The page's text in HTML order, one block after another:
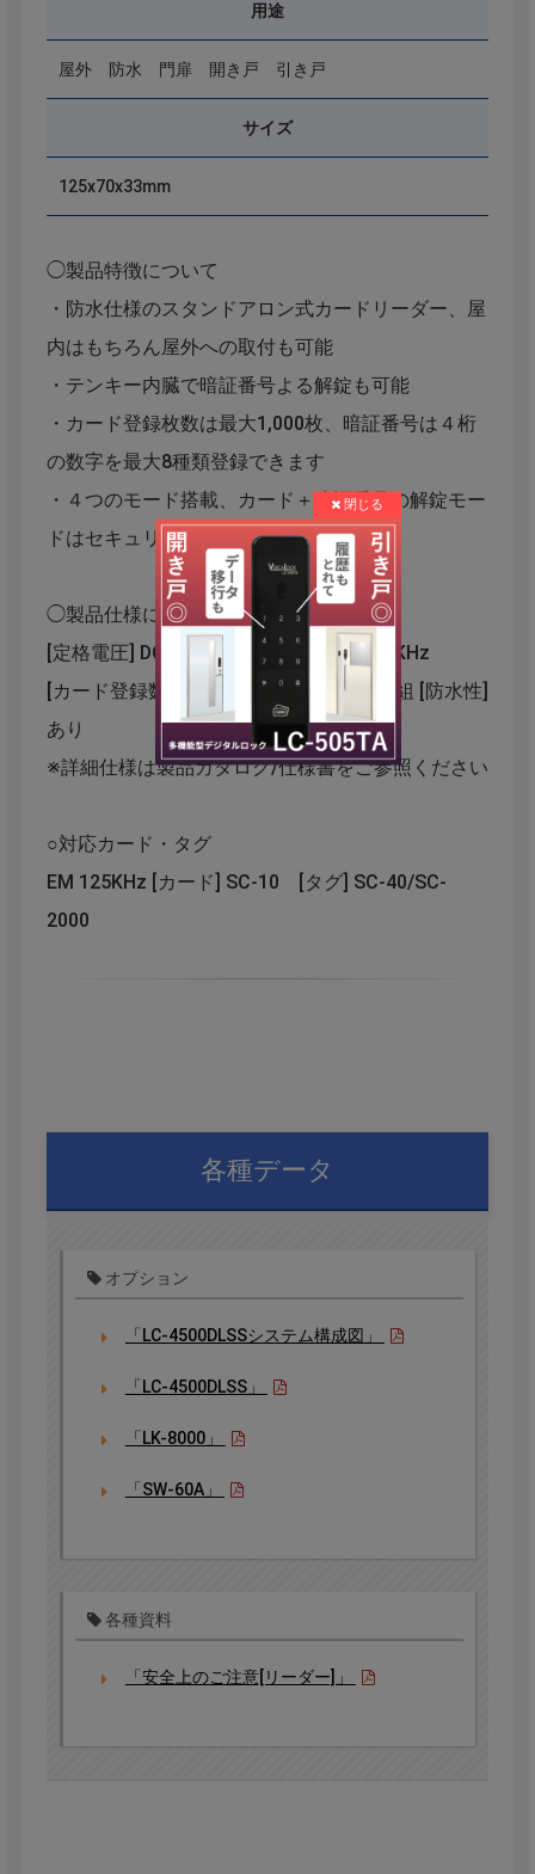
用途
屋外 防水 門扉 開き戸 引き戸
サイズ
125x70x33mm
◯製品特徴について
・防水仕様のスタンドアロン式カードリーダー、屋
内はもちろん屋外への取付も可能
・テンキー内臓で暗証番号よる解錠も可能
・カード登録枚数は最大1,000枚、暗証番号は４桁
の数字を最大8種類登録できます
・４つのモード搭載、カード＋暗証番号の解錠モー
ドはセキュリティ性を高くします
◯製品仕様について
[定格電圧] DC12V [対応カード] EM 125KHz
[カード登録数] 2000枚 [暗証番号] ４桁８組 [防水性]
あり
※詳細仕様は製品カタログ/仕様書をご参照ください
○対応カード・タグ
EM 125KHz [カード] SC-10 [タグ] SC-40/SC-
2000
各種データ
オプション
「LC-4500DLSSシステム構成図」
「LC-4500DLSS」
「LK-8000」
「SW-60A」
各種資料
「安全上のご注意[リーダー]」